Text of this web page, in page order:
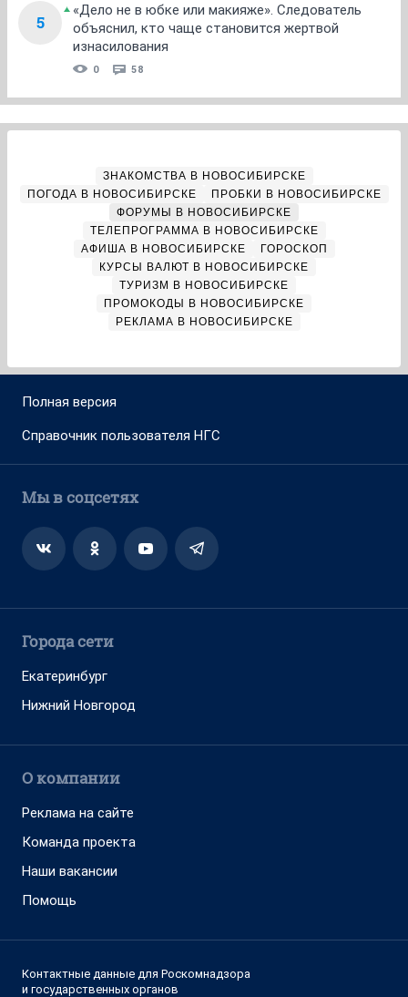
5
«Дело не в юбке или макияже». Следователь
объяснил, кто чаще становится жертвой
изнасилования
0 58
ЗНАКОМСТВА В НОВОСИБИРСКЕ
ПОГОДА В НОВОСИБИРСКЕ
ПРОБКИ В НОВОСИБИРСКЕ
ФОРУМЫ В НОВОСИБИРСКЕ
ТЕЛЕПРОГРАММА В НОВОСИБИРСКЕ
АФИША В НОВОСИБИРСКЕ
ГОРОСКОП
КУРСЫ ВАЛЮТ В НОВОСИБИРСКЕ
ТУРИЗМ В НОВОСИБИРСКЕ
ПРОМОКОДЫ В НОВОСИБИРСКЕ
РЕКЛАМА В НОВОСИБИРСКЕ
Полная версия
Справочник пользователя НГС
Мы в соцсетях
Города сети
Екатеринбург
Нижний Новгород
О компании
Реклама на сайте
Команда проекта
Наши вакансии
Помощь
Контактные данные для Роскомнадзора
и государственных органов